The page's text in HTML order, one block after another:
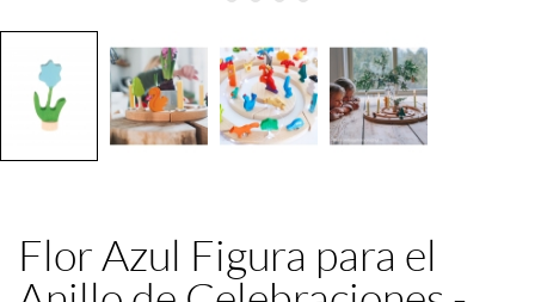
Flor Azul Figura para el